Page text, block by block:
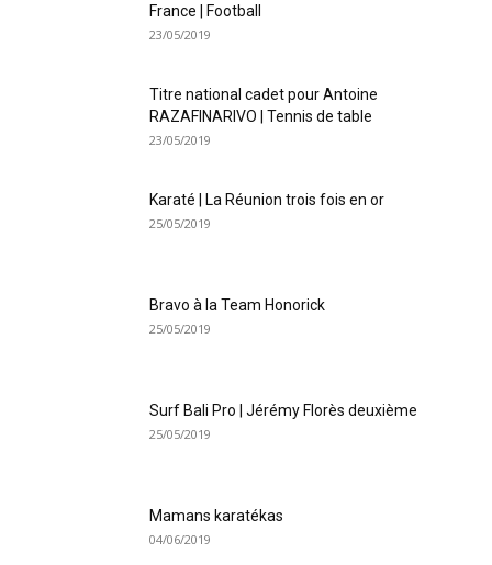
France | Football
23/05/2019
Titre national cadet pour Antoine
RAZAFINARIVO | Tennis de table
23/05/2019
Karaté | La Réunion trois fois en or
25/05/2019
Bravo à la Team Honorick
25/05/2019
Surf Bali Pro | Jérémy Florès deuxième
25/05/2019
Mamans karatékas
04/06/2019